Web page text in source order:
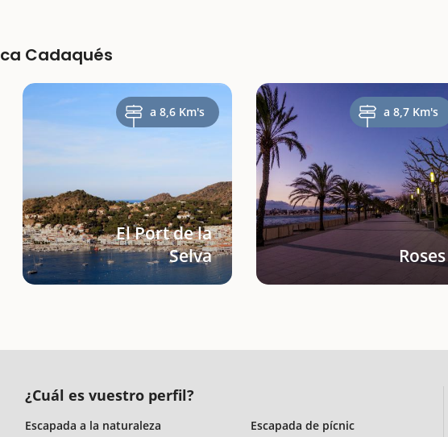
Cadaqués
a 8,6 Km's
El Port de la
Selva
a 8,7 Km's
Roses
¿Cuál es vuestro perfil?
Escapada a la naturaleza
Escapada de pícnic